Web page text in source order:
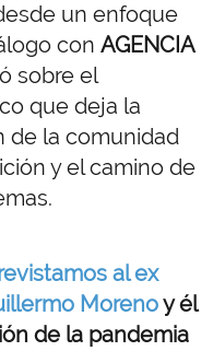
un enfoque
con AGENCIA
sobre el
que deja la
de la comunidad
y el camino de
al ex
Morenoy él
de la pandemia